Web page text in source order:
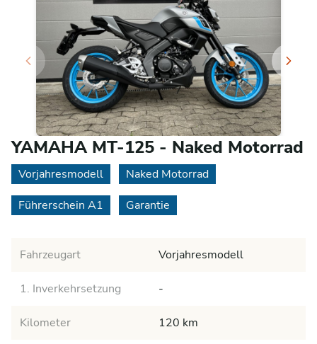
YAMAHA MT-125 - Naked Motorrad
Vorjahresmodell
Naked Motorrad
Führerschein A1
Garantie
Fahrzeugart Vorjahresmodell
1. Inverkehrsetzung -
Kilometer 120 km